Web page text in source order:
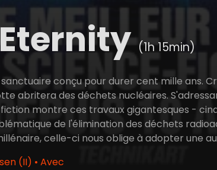
(1h 15min)
conçu pour durer cent mille ans.
abritera des déchets nucléaires.
montre ces travaux gigantesques -
de l'élimination des déchets
celle-ci nous oblige à adopter une
(II) • Avec